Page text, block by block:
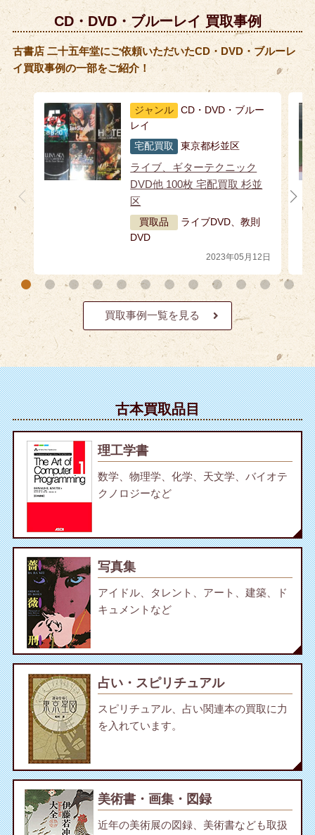
CD・DVD・ブルーレイ 買取事例
古書店 二十五年堂にご依頼いただいたCD・DVD・ブルーレ
イ買取事例の一部をご紹介！
ジャンル
CD・DVD・ブルー
レイ
宅配買取
東京都杉並区
ライブ、ギターテクニック
DVD他 100枚 宅配買取 杉並
区
買取品
ライブDVD、教則
DVD
2023年05月12日
買取事例一覧を見る
古本買取品目
理工学書
数学、物理学、化学、天文学、バイオテ
クノロジーなど
写真集
アイドル、タレント、アート、建築、ド
キュメントなど
占い・スピリチュアル
スピリチュアル、占い関連本の買取に力
を入れています。
美術書・画集・図録
近年の美術展の図録、美術書なども取扱